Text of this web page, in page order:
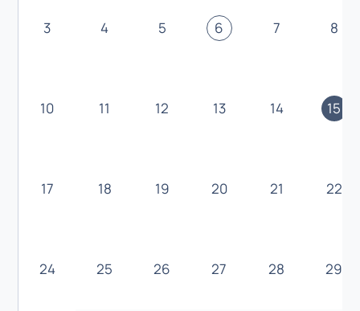
3 4 5 6 7 8
10 11 12 13 14 15
17 18 19 20 21 22
24 25 26 27 28 29